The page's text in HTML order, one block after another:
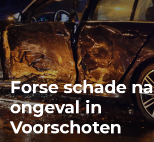
Forse schade na
ongeval in
Voorschoten